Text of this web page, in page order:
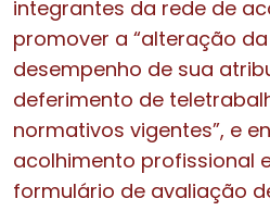
integrantes da rede de
promover a “alteração
desempenho de sua
deferimento de
normativos vigentes”, e
acolhimento profissional
formulário de avaliação